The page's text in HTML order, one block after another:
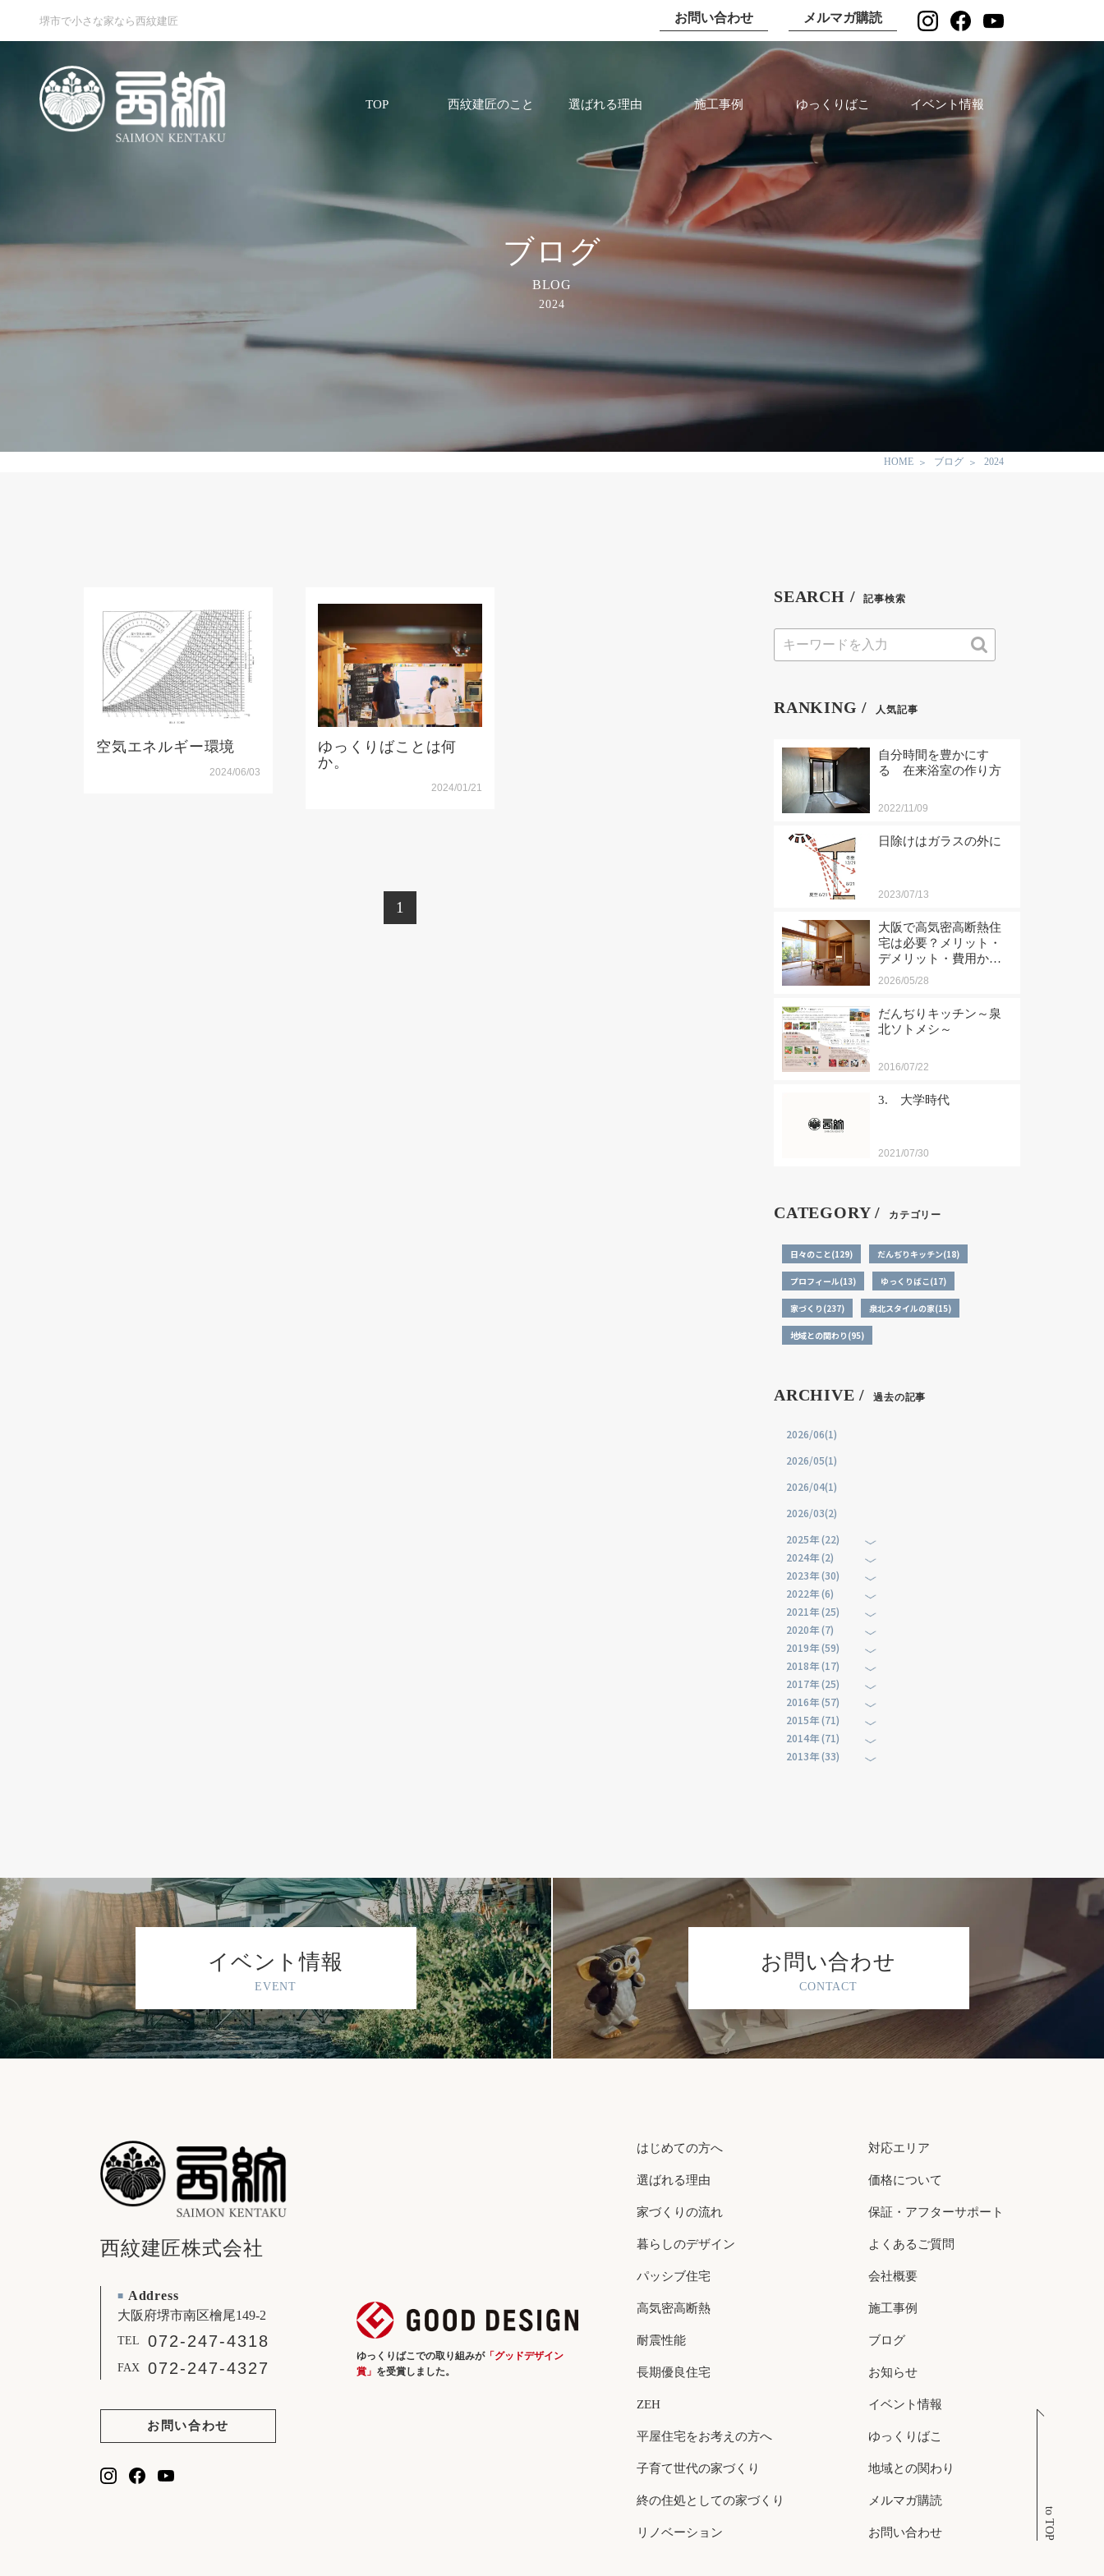
堺市で小さな家なら西紋建匠 お問い合わせ メルマガ購読
TOP 西紋建匠のこと 選ばれる理由 施工事例 ゆっくりばこ イベント情報
ブログ
BLOG
2024
HOME ブログ 2024
空気エネルギー環境
2024/06/03
ゆっくりばことは何
か。
2024/01/21
1
SEARCH / 記事検索
RANKING / 人気記事
自分時間を豊かにす
る 在来浴室の作り方
2022/11/09
日除けはガラスの外に
2023/07/13
大阪で高気密高断熱住
宅は必要？メリット・
デメリット・費用から
工務店選びまで徹底解
2026/05/28
だんぢりキッチン～泉
北ソトメシ～
2016/07/22
3. 大学時代
2021/07/30
CATEGORY / カテゴリー
日々のこと(129) だんぢりキッチン(18)
プロフィール(13) ゆっくりばこ(17)
家づくり(237) 泉北スタイルの家(15)
地域との関わり(95)
ARCHIVE / 過去の記事
2026/06(1)
2026/05(1)
2026/04(1)
2026/03(2)
2025年 (22)
2024年 (2)
2023年 (30)
2022年 (6)
2021年 (25)
2020年 (7)
2019年 (59)
2018年 (17)
2017年 (25)
2016年 (57)
2015年 (71)
2014年 (71)
2013年 (33)
イベント情報
EVENT
お問い合わせ
CONTACT
西紋建匠株式会社
■ Address
大阪府堺市南区檜尾149-2
TEL 072-247-4318
FAX 072-247-4327
お問い合わせ
ゆっくりばこでの取り組みが「グッドデザイン
賞」 を受賞しました。
はじめての方へ
選ばれる理由
家づくりの流れ
暮らしのデザイン
パッシブ住宅
高気密高断熱
耐震性能
長期優良住宅
ZEH
平屋住宅をお考えの方へ
子育て世代の家づくり
終の住処としての家づくり
リノベーション
対応エリア
価格について
保証・アフターサポート
よくあるご質問
会社概要
施工事例
ブログ
お知らせ
イベント情報
ゆっくりばこ
地域との関わり
メルマガ購読
お問い合わせ to TOP